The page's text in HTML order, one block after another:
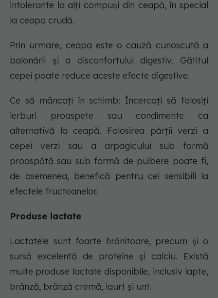
intolerante la alți compuși din ceapă, în special
la ceapa crudă.
Prin urmare, ceapa este o cauză cunoscută a
balonării și a disconfortului digestiv. Gătitul
cepei poate reduce aceste efecte digestive.
Ce să mâncați în schimb: Încercați să folosiți
ierburi proaspete sau condimente ca
alternativă la ceapă. Folosirea părții verzi a
cepei verzi sau a arpagicului sub formă
proaspătă sau sub formă de pulbere poate fi,
de asemenea, benefică pentru cei sensibili la
efectele fructoanelor.
Produse lactate
Lactatele sunt foarte hrănitoare, precum și o
sursă excelentă de proteine și calciu. Există
multe produse lactate disponibile, inclusiv lapte,
brânză, brânză cremă, iaurt și unt.